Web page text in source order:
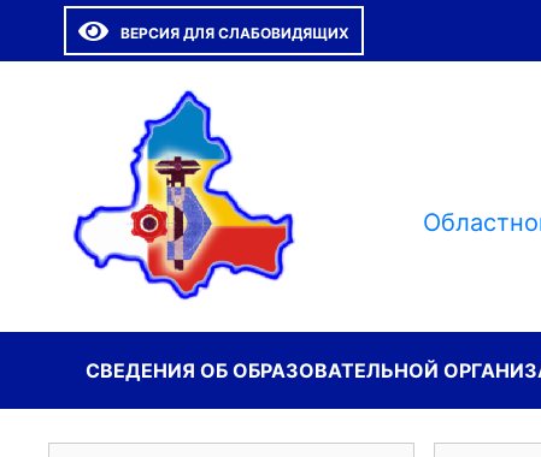
ВЕРСИЯ ДЛЯ СЛАБОВИДЯЩИХ
СВЕДЕНИЯ ОБ ОБРАЗОВАТЕЛЬНОЙ